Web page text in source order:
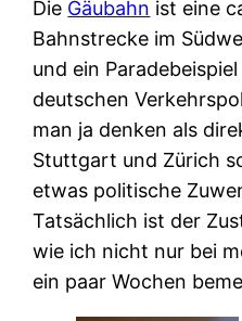
Die Gäubahn ist eine
Bahnstrecke im
und ein
deutschen
man ja denken als
Stuttgart und Zürich
etwas politische
Tatsächlich ist der
wie ich nicht nur bei
ein paar Wochen